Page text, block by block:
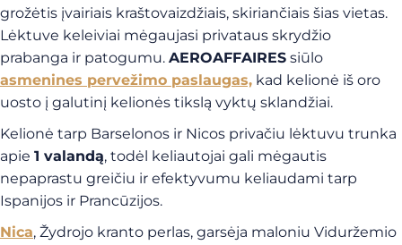
grožėtis įvairiais kraštovaizdžiais, skiriančiais šias vietas.
Lėktuve keleiviai mėgaujasi privataus skrydžio
prabanga ir patogumu. AEROAFFAIRES siūlo
asmenines pervežimo paslaugas, kad kelionė iš oro
uosto į galutinį kelionės tikslą vyktų sklandžiai.
Kelionė tarp Barselonos ir Nicos privačiu lėktuvu trunka
apie 1 valandą, todėl keliautojai gali mėgautis
nepaprastu greičiu ir efektyvumu keliaudami tarp
Ispanijos ir Prancūzijos.
Nica, Žydrojo kranto perlas, garsėja maloniu Viduržemio